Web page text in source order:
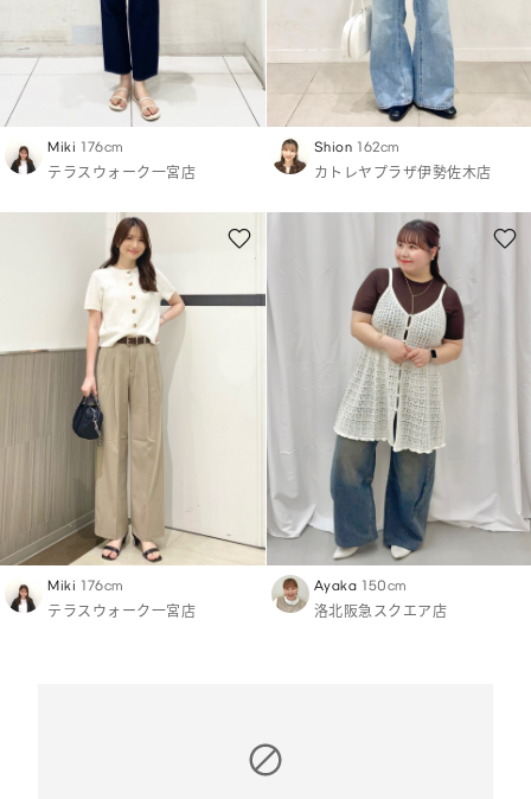
Miki 176cm
テラスウォーク一宮店
Shion 162cm
カトレヤプラザ伊勢佐木店
Miki 176cm
テラスウォーク一宮店
Ayaka 150cm
洛北阪急スクエア店